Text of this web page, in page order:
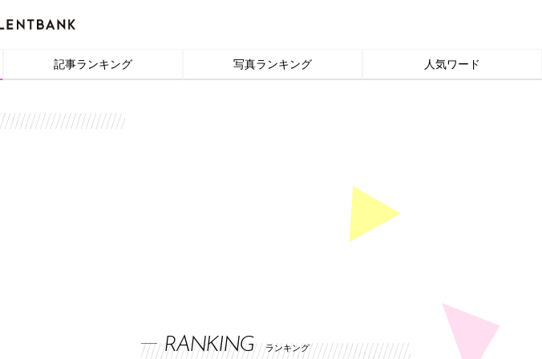
記事ランキング 写真ランキング 人気ワード
RANKING ランキング